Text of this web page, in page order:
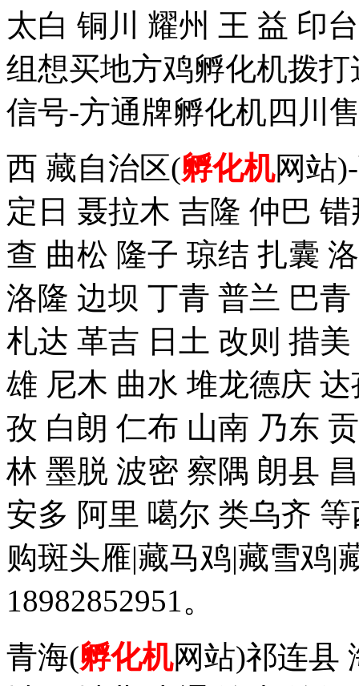
太白 铜川 耀州 王 益 印
组想买地方鸡孵化机拨打
信号-方通牌孵化机四川
西 藏自治区(孵化机网站
定日 聂拉木 吉隆 仲巴
查 曲松 隆子 琼结 扎囊
洛隆 边坝 丁青 普兰 巴
札达 革吉 日土 改则 措
雄 尼木 曲水 堆龙德庆
孜 白朗 仁布 山南 乃东
林 墨脱 波密 察隅 朗县
安多 阿里 噶尔 类乌齐
购斑头雁|藏马鸡|藏雪鸡|
18982852951。
青海(孵化机网站)祁连县